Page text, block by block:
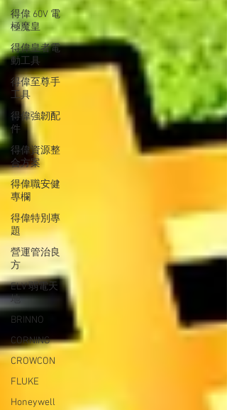
得偉 60V 電
極魔皇
得偉皇者電
動工具
得偉至尊手
工具
得偉強韌配
件
得偉資源整
合方案
得偉職安健
專欄
得偉特別專
題
營運管治良
方
ELV 弱電天
地
BRINNO
CORNING
CROWCON
FLUKE
Honeywell